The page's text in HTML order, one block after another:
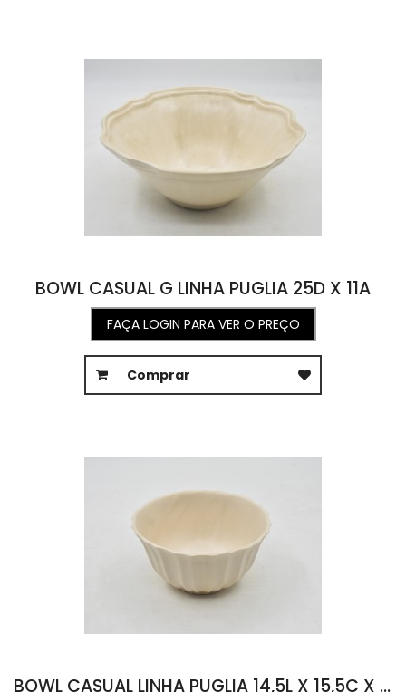
BOWL CASUAL G LINHA PUGLIA 25D X 11A
FAÇA LOGIN PARA VER O PREÇO
Comprar
BOWL CASUAL LINHA PUGLIA 14,5L X 15,5C X 7,5A